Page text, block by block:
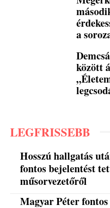
a
között
LEGFRISSEBB
Hosszú hallgatás
fontos bejelentést
műsorvezetőről
Magyar Péter